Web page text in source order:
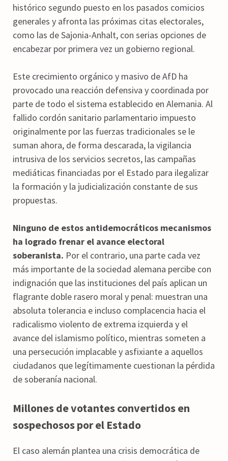
histórico segundo puesto en los pasados comicios
generales y afronta las próximas citas electorales,
como las de Sajonia-Anhalt, con serias opciones de
encabezar por primera vez un gobierno regional.
Este crecimiento orgánico y masivo de AfD ha
provocado una reacción defensiva y coordinada por
parte de todo el sistema establecido en Alemania. Al
fallido cordón sanitario parlamentario impuesto
originalmente por las fuerzas tradicionales se le
suman ahora, de forma descarada, la vigilancia
intrusiva de los servicios secretos, las campañas
mediáticas financiadas por el Estado para ilegalizar
la formación y la judicialización constante de sus
propuestas.
Ninguno de estos antidemocráticos mecanismos
ha logrado frenar el avance electoral
soberanista. Por el contrario, una parte cada vez
más importante de la sociedad alemana percibe con
indignación que las instituciones del país aplican un
flagrante doble rasero moral y penal: muestran una
absoluta tolerancia e incluso complacencia hacia el
radicalismo violento de extrema izquierda y el
avance del islamismo político, mientras someten a
una persecución implacable y asfixiante a aquellos
ciudadanos que legítimamente cuestionan la pérdida
de soberanía nacional.
Millones de votantes convertidos en
sospechosos por el Estado
El caso alemán plantea una crisis democrática de